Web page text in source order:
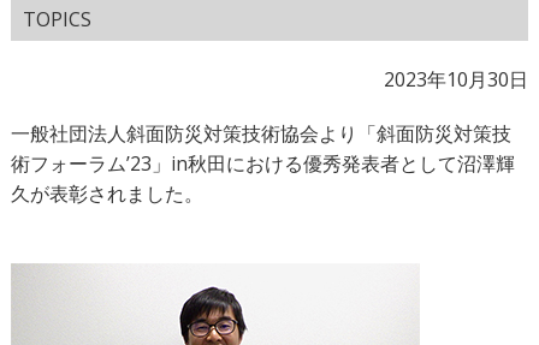
TOPICS
2023年10月30日
一般社団法人斜面防災対策技術協会より「斜面防災対策技
術フォーラム’23」in秋田における優秀発表者として沼澤輝
久が表彰されました。